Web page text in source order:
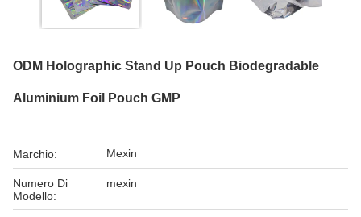
ODM Holographic Stand Up Pouch Biodegradable
Aluminium Foil Pouch GMP
Marchio: Mexin
Numero Di
Modello:
mexin